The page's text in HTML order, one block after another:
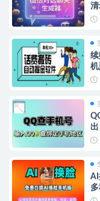
清
续
机
AI